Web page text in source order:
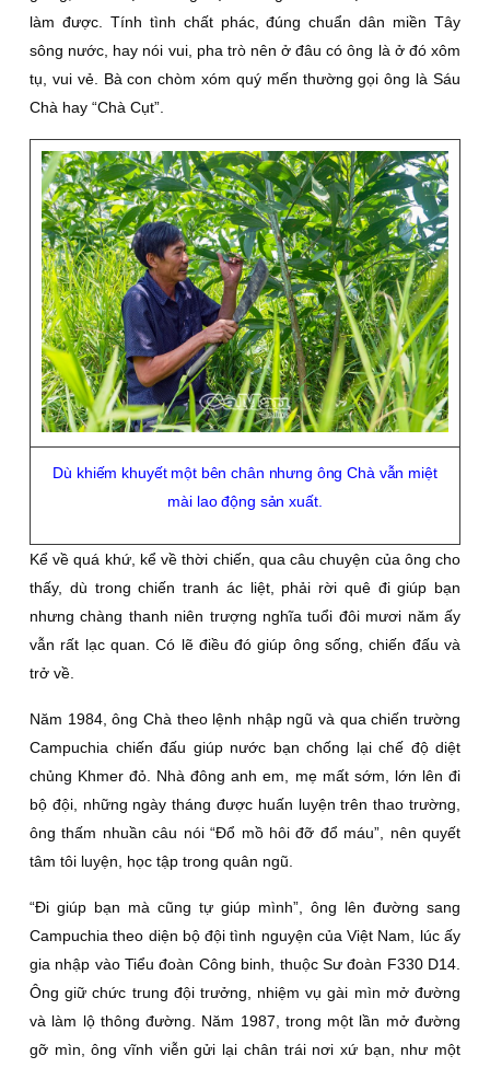
làm được. Tính tình chất phác, đúng chuẩn dân miền Tây
sông nước, hay nói vui, pha trò nên ở đâu có ông là ở đó xôm
tụ, vui vẻ. Bà con chòm xóm quý mến thường gọi ông là Sáu
Chà hay “Chà Cụt”.
Dù khiếm khuyết một bên chân nhưng ông Chà vẫn miệt
mài lao động sản xuất.
Kể về quá khứ, kể về thời chiến, qua câu chuyện của ông cho
thấy, dù trong chiến tranh ác liệt, phải rời quê đi giúp bạn
nhưng chàng thanh niên trượng nghĩa tuổi đôi mươi năm ấy
vẫn rất lạc quan. Có lẽ điều đó giúp ông sống, chiến đấu và
trở về.
Năm 1984, ông Chà theo lệnh nhập ngũ và qua chiến trường
Campuchia chiến đấu giúp nước bạn chống lại chế độ diệt
chủng Khmer đỏ. Nhà đông anh em, mẹ mất sớm, lớn lên đi
bộ đội, những ngày tháng được huấn luyện trên thao trường,
ông thấm nhuần câu nói “Ðổ mồ hôi đỡ đổ máu”, nên quyết
tâm tôi luyện, học tập trong quân ngũ.
“Ði giúp bạn mà cũng tự giúp mình”, ông lên đường sang
Campuchia theo diện bộ đội tình nguyện của Việt Nam, lúc ấy
gia nhập vào Tiểu đoàn Công binh, thuộc Sư đoàn F330 D14.
Ông giữ chức trung đội trưởng, nhiệm vụ gài mìn mở đường
và làm lộ thông đường. Năm 1987, trong một lần mở đường
gỡ mìn, ông vĩnh viễn gửi lại chân trái nơi xứ bạn, như một